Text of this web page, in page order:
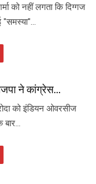
को नहीं लगता कि दिग्गज
"समस्या"...
ने कांग्रेस...
को इंडियन ओवरसीज